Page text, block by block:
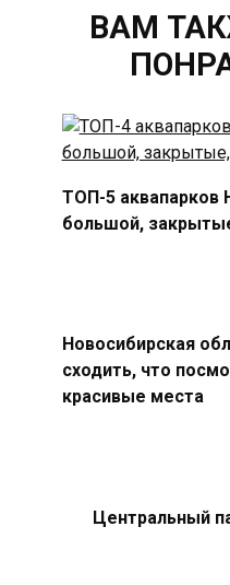
ВАМ
ТОП-5 аквапарков
большой,
Новосибирская
сходить, что
красивые места
Центральный